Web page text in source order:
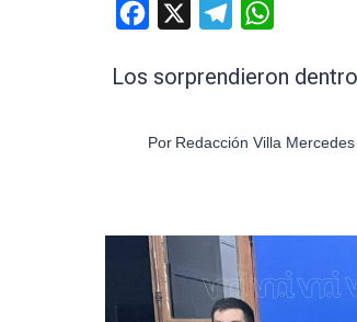
Facebook Telegram
Los sorprendieron
Por Redacción Villa